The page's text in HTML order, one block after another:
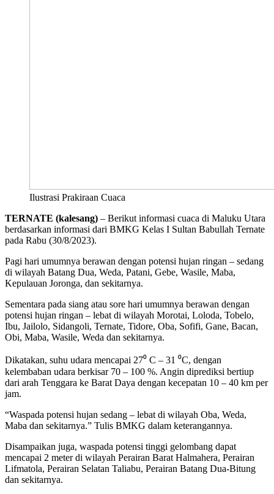
Ilustrasi Prakiraan Cuaca
TERNATE (kalesang) – Berikut informasi cuaca di Maluku Utara
berdasarkan informasi dari BMKG Kelas I Sultan Babullah Ternate
pada Rabu (30/8/2023).
Pagi hari umumnya berawan dengan potensi hujan ringan – sedang
di wilayah Batang Dua, Weda, Patani, Gebe, Wasile, Maba,
Kepulauan Joronga, dan sekitarnya.
Sementara pada siang atau sore hari umumnya berawan dengan
potensi hujan ringan – lebat di wilayah Morotai, Loloda, Tobelo,
Ibu, Jailolo, Sidangoli, Ternate, Tidore, Oba, Sofifi, Gane, Bacan,
Obi, Maba, Wasile, Weda dan sekitarnya.
Dikatakan, suhu udara mencapai 27⁰ C – 31 ⁰C, dengan
kelembaban udara berkisar 70 – 100 %. Angin diprediksi bertiup
dari arah Tenggara ke Barat Daya dengan kecepatan 10 – 40 km per
jam.
“Waspada potensi hujan sedang – lebat di wilayah Oba, Weda,
Maba dan sekitarnya.” Tulis BMKG dalam keterangannya.
Disampaikan juga, waspada potensi tinggi gelombang dapat
mencapai 2 meter di wilayah Perairan Barat Halmahera, Perairan
Lifmatola, Perairan Selatan Taliabu, Perairan Batang Dua-Bitung
dan sekitarnya.